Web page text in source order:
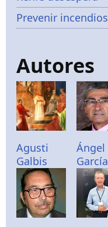
Prevenir incendios
Autores
Agusti
Galbis
Ángel
García